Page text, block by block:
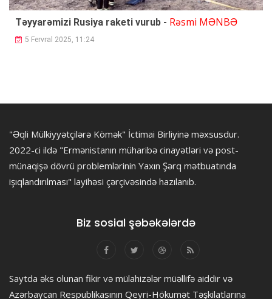
Təyyarəmizi Rusiya raketi vurub - Rəsmi MƏNBƏ
5 Fervral 2025, 11:24
"Əqli Mülkiyyətçilərə Kömək" İctimai Birliyinə məxsusdur.
2022-ci ildə "Ermənistanın müharibə cinayətləri və post-
münaqişə dövrü problemlərinin Yaxın Şərq mətbuatında
işıqlandırılması" layihəsi çərçivəsində hazılanıb.
Biz sosial şəbəkələrdə
Saytda əks olunan fikir və mülahizələr müəllifə aiddir və
Azərbaycan Respublikasının Qeyri-Hökumət Təşkilatlarına